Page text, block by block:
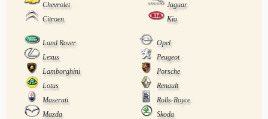
Chevrolet
Jaguar
Citroen
Kia
Land Rover
Opel
Lexus
Peugeot
Lamborghini
Porsche
Lotus
Renault
Maserati
Rolls-Royce
Mazda
Skoda